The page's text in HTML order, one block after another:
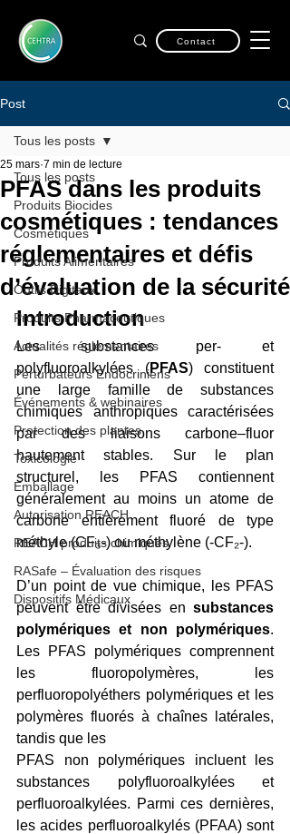
Contact
Post
Tous les posts
Produits Biocides
Cosmétiques
Produits Alimentaires
Outils Digitaux
Produits Pharmaceutiques
Actualités réglementaires
Perturbateurs Endocriniens
Événements & webinaires
Protection des plantes
Toxicologie
Emballage
Autorisation REACH
REACH produits chimiques
RASafe – Évaluation des risques
Dispositifs Médicaux
Tous les posts
PFAS dans les produits
cosmétiques : tendances
réglementaires et défis
d’évaluation de la sécurité
25 mars 7 min de lecture
Introduction
Les substances per- et
polyfluoroalkylées (PFAS) constituent
une large famille de substances
chimiques anthropiques caractérisées
par des liaisons carbone–fluor
hautement stables. Sur le plan
structurel, les PFAS contiennent
généralement au moins un atome de
carbone entièrement fluoré de type
méthyle (CF₃-) ou méthylène (-CF₂-).
D’un point de vue chimique, les PFAS
peuvent être divisées en substances
polymériques et non polymériques.
Les PFAS polymériques comprennent
les fluoropolymères, les
perfluoropolyéthers polymériques et les
polymères fluorés à chaînes latérales,
tandis que les
PFAS non polymériques incluent les
substances polyfluoroalkylées et
perfluoroalkylées. Parmi ces dernières,
les acides perfluoroalkylés (PFAA) sont